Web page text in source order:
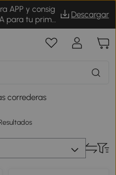
APP y consig
para tu prime
Descargar
correderas